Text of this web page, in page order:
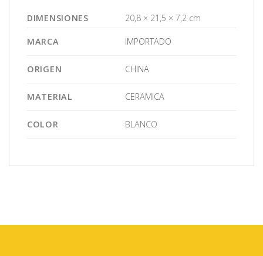
DIMENSIONES 20,8 × 21,5 × 7,2 cm
MARCA IMPORTADO
ORIGEN CHINA
MATERIAL CERAMICA
COLOR BLANCO